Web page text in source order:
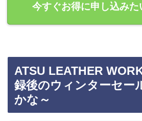
今すぐお得に申し込みた
ATSU LEATHER
録後のウィンターセー
かな～